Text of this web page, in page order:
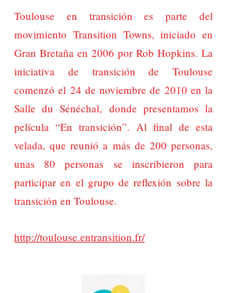
Toulouse en transición es parte del
movimiento Transition Towns, iniciado en
Gran Bretaña en 2006 por Rob Hopkins. La
iniciativa de transición de Toulouse
comenzó el 24 de noviembre de 2010 en la
Salle du Sénéchal, donde presentamos la
película “En transición”. Al final de esta
velada, que reunió a más de 200 personas,
unas 80 personas se inscribieron para
participar en el grupo de reflexión sobre la
transición en Toulouse.
http://toulouse.entransition.fr/